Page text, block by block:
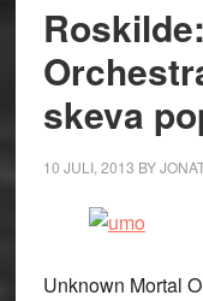
skeva
10 JULI, 2013 BY
Unknown Mortal